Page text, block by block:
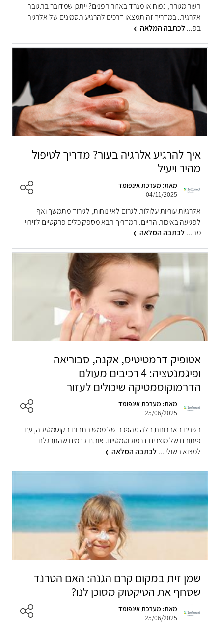
העור מגורה, נפוח או מגרד באזור הפנים? ייתכן שמדובר בתגובה
אלרגית. במדריך זה תמצאו דרכים להרגיע תסמינים של אלרגיה
בפ...לכתבה המלאה
איך להרגיע אלרגיה בעור? מדריך לטיפול
מהיר ויעיל
מאת: מערכת אינפומד
04/11/2025
אלרגיות עוריות עלולות לגרום לאי נוחות, לגירוד מתמשך ואף
לפגיעה באיכות החיים. המדריך הבא מספק כלים פרקטיים לזיהוי
מה...לכתבה המלאה
אטופיק דרמטיטיס, אקנה, סבוריאה
ופיגמנטציה: 4 רכיבים מעולם
הדרמוקוסמטיקה שיכולים לעזור
מאת: מערכת אינפומד
25/06/2025
בשנים האחרונות חלה מהפכה של ממש בתחום הקוסמטיקה, עם
פיתוחם של מוצרים דרמוקוסמטיים. אותם קרמים שהתרגלנו
למצוא בשולי ...לכתבה המלאה
שמן זית במקום קרם הגנה: האם הטרנד
שסחף את הטיקטוק מסוכן לנו?
מאת: מערכת אינפומד
25/06/2025